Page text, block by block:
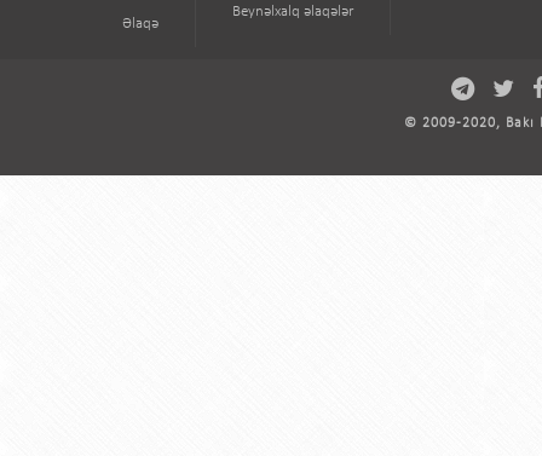
Əlaqə
Beynəlxalq əlaqələr
© 2009-2020,